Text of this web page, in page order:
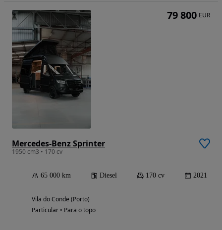
Mercedes-Benz Sprinter
1950 cm3 • 170 cv
65 000 km Diesel 170 cv 2021
Vila do Conde (Porto)
Particular • Para o topo
79 800 EUR